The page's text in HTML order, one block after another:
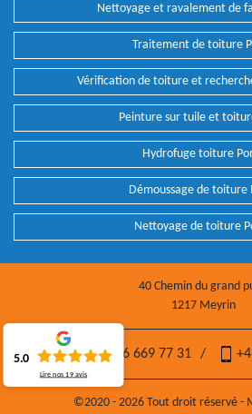
Nettoyage et ravalement de
Traitement de toiture
Vérification de toiture et
Peinture sur tuile et
Hydrofuge toiture
Démoussage de toiture
Nettoyage de toiture
40 Chemin du grand
1217 Meyrin
+4176 669 77 31 /
©2020 - 2026 Tout droit réservé -
5.0
Lire nos19 avis